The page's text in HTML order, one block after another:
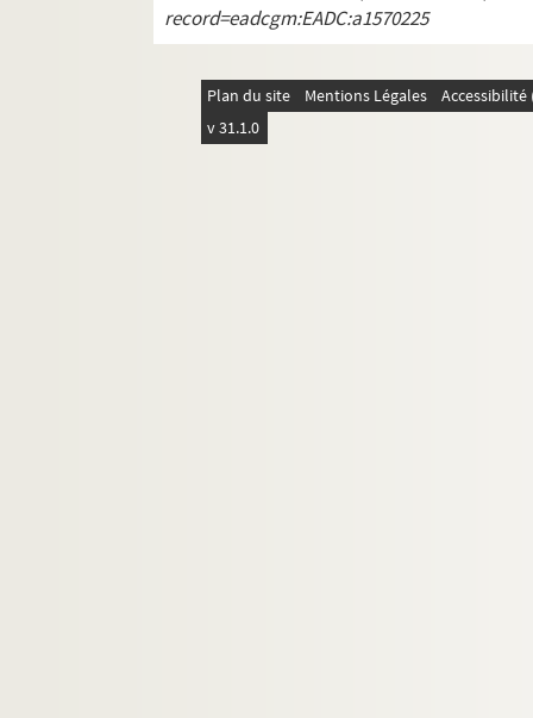
record=eadcgm:EADC:a1570225
Plan du site Mentions Légales
v 31.1.0